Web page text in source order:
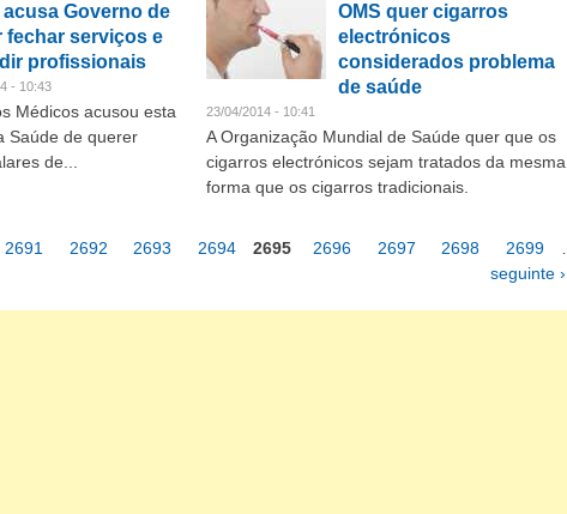
acusa Governo de
fechar serviços e
profissionais
- 10:43
Médicos acusou esta
Saúde de querer
de...
OMS quer cigarros
electrónicos
considerados problema
de saúde
23/04/2014 - 10:41
A Organização Mundial de Saúde quer que os
cigarros electrónicos sejam tratados da mesma
forma que os cigarros tradicionais.
2691 2692 2693 2694 2695 2696 2697 2698 2699
seguinte ›